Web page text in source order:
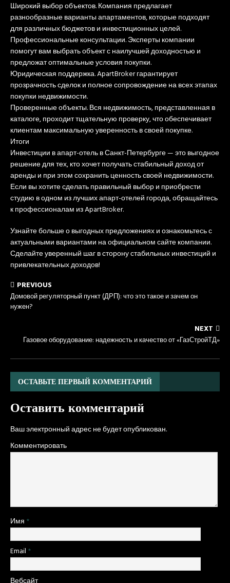
Широкий выбор объектов. Компания предлагает
разнообразные варианты апартаментов, которые подходят
для различных бюджетов и инвестиционных целей.
Профессиональные консультации. Эксперты компании
помогут вам выбрать объект с наилучшей доходностью и
предложат оптимальные условия покупки.
Юридическая поддержка. ApartBroker гарантирует
прозрачность сделок и полное сопровождение на всех этапах
покупки недвижимости.
Проверенные объекты. Вся недвижимость, представленная в
каталоге, проходит тщательную проверку, что обеспечивает
клиентам максимальную уверенность в своей покупке.
Итоги
Инвестиции в апарт-отель в Санкт-Петербурге — это выгодное
решение для тех, кто хочет получать стабильный доход от
аренды и при этом сохранить ценность своей недвижимости.
Если вы хотите сделать правильный выбор и приобрести
студию в одном из лучших апарт-отелей города, обращайтесь
к профессионалам из ApartBroker.
Узнайте больше о выгодных предложениях и ознакомьтесь с
актуальными вариантами на официальном сайте компании.
Сделайте уверенный шаг в сторону стабильных инвестиций и
привлекательных доходов!
PREVIOUS
Домовой регуляторный пункт (ДРП): что это такое и зачем он
нужен?
NEXT
Газовое оборудование: надежность и качество от «ГазСтройТД»
ОСТАВЬТЕ ПЕРВЫЙ КОММЕНТАРИЙ
Оставить комментарий
Ваш электронный адрес не будет опубликован.
Комментировать
Имя *
Email *